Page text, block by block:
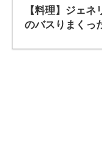
【料理】ジェ
のバスりまくっ